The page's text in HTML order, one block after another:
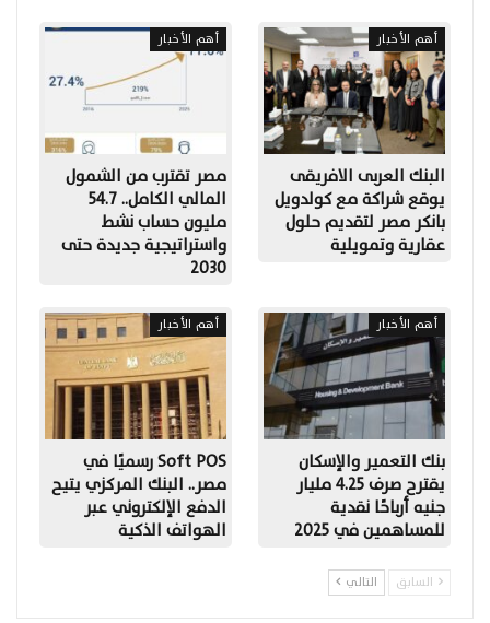
أهم الأخبار
البنك العربى الافريقى
يوقع شراكة مع كولدويل
بانكر مصر لتقديم حلول
عقارية وتمويلية
أهم الأخبار
مصر تقترب من الشمول
المالي الكامل.. 54.7
مليون حساب نشط
واستراتيجية جديدة حتى
2030
أهم الأخبار
بنك التعمير والإسكان
يقترح صرف 4.25 مليار
جنيه أرباحًا نقدية
للمساهمين في 2025
أهم الأخبار
Soft POS رسميًا في
مصر.. البنك المركزي يتيح
الدفع الإلكتروني عبر
الهواتف الذكية
السابق التالي